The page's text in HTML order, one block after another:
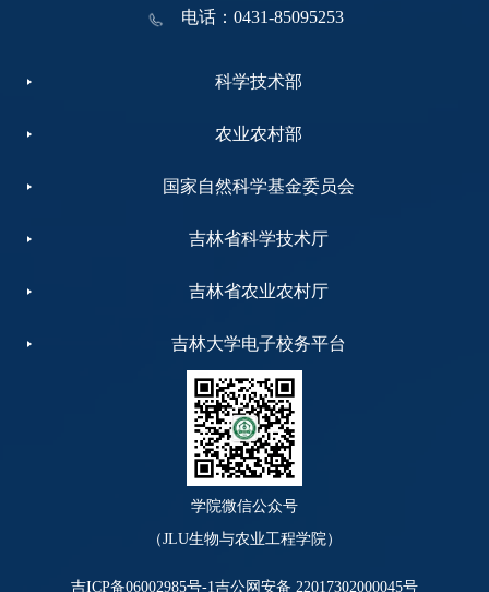
电话：0431-85095253
科学技术部
农业农村部
国家自然科学基金委员会
吉林省科学技术厅
吉林省农业农村厅
吉林大学电子校务平台
学院微信公众号
（JLU生物与农业工程学院）
吉ICP备06002985号-1吉公网安备 22017302000045号